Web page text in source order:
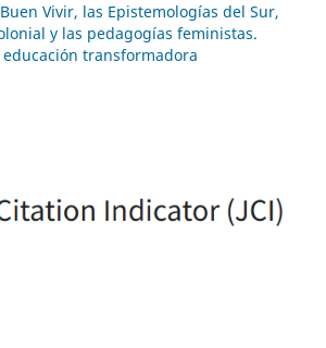
Vivir, las Epistemologías del Sur,
y las pedagogías feministas.
transformadora